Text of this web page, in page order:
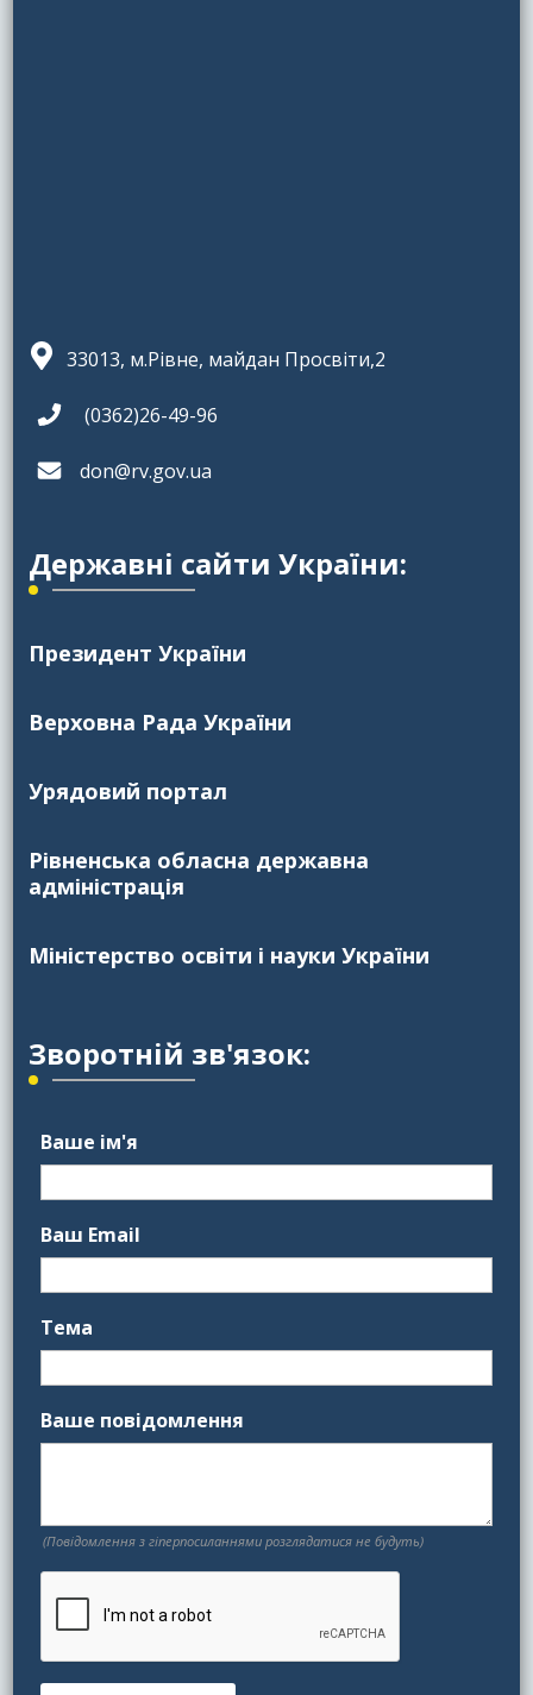
33013, м.Рівне, майдан Просвіти,2
(0362)26-49-96
don@rv.gov.ua
Державні сайти України:
Президент України
Верховна Рада України
Урядовий портал
Рівненська обласна державна
адміністрація
Міністерство освіти і науки України
Зворотній зв'язок:
Ваше ім'я
Ваш Email
Тема
Ваше повідомлення
(Повідомлення з гіперпосиланнями розглядатися не будуть)